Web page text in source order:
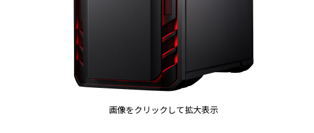
画像をクリックして拡大表示